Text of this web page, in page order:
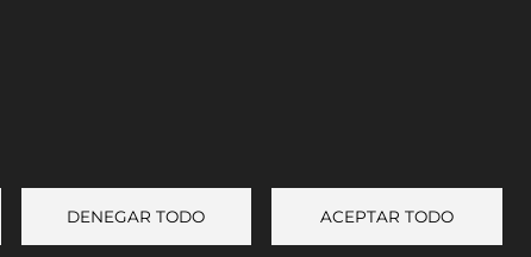
DENEGAR TODO ACEPTAR TODO